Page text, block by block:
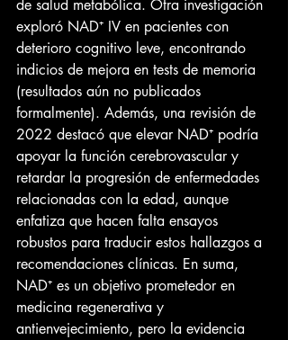
de salud metabólica. Otra investigación
exploró NAD⁺ IV en pacientes con
deterioro cognitivo leve, encontrando
indicios de mejora en tests de memoria
(resultados aún no publicados
formalmente). Además, una revisión de
2022 destacó que elevar NAD⁺ podría
apoyar la función cerebrovascular y
retardar la progresión de enfermedades
relacionadas con la edad, aunque
enfatiza que hacen falta ensayos
robustos para traducir estos hallazgos a
recomendaciones clínicas. En suma,
NAD⁺ es un objetivo prometedor en
medicina regenerativa y
antienvejecimiento, pero la evidencia